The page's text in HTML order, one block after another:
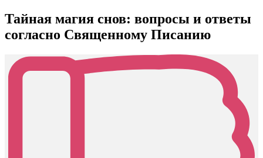
Тайная магия снов: вопросы и ответы
согласно Священному Писанию